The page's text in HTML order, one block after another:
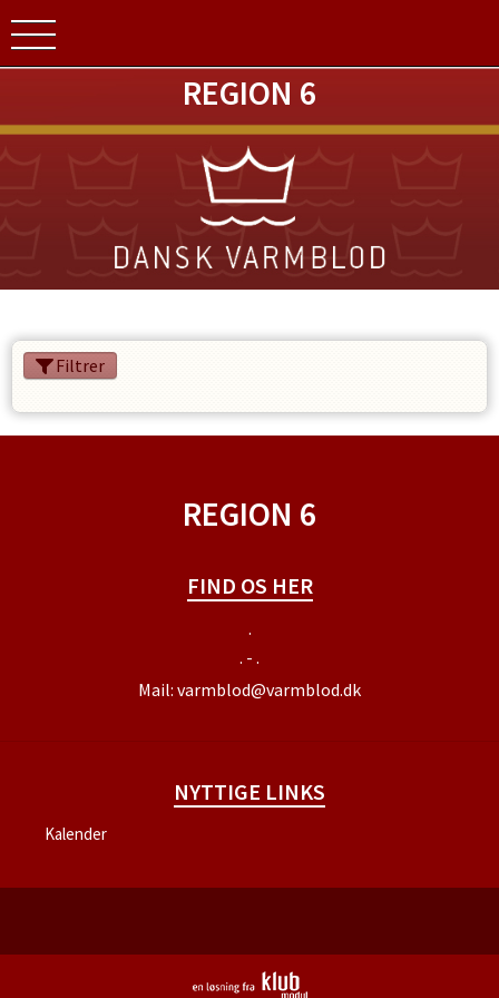
REGION 6
Filtrer
REGION 6
FIND OS HER
.
. - .
Mail: varmblod@varmblod.dk
NYTTIGE LINKS
Kalender